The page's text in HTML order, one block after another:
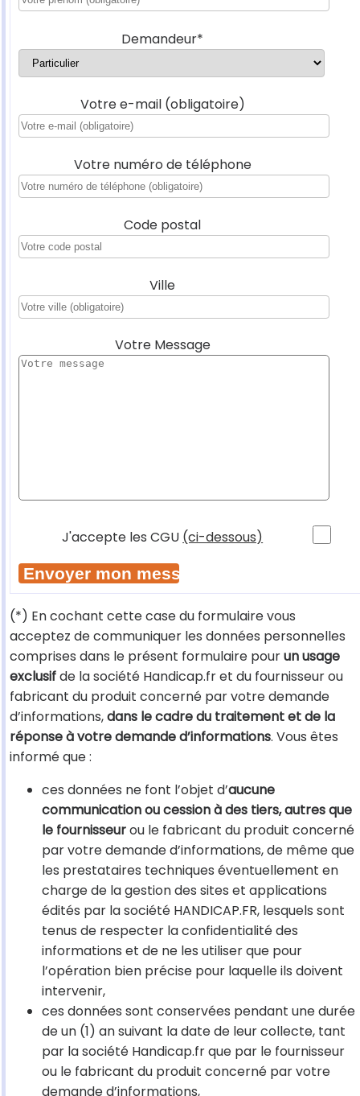
Demandeur*
Votre e-mail (obligatoire)
Votre numéro de téléphone
Code postal
Ville
Votre Message
J'accepte les CGU (ci-dessous)
(*) En cochant cette case du formulaire vous
acceptez de communiquer les données personnelles
comprises dans le présent formulaire pourun usage
exclusifde la société Handicap.fr et du fournisseur ou
fabricant du produit concerné par votre demande
d’informations,dans le cadre du traitement et de la
réponse à votre demande d’informations. Vous êtes
informé que :
ces données ne font l’objet d’aucune
communication ou cession à des tiers, autres que
le fournisseurou le fabricant du produit concerné
par votre demande d’informations, de même que
les prestataires techniques éventuellement en
charge de la gestion des sites et applications
édités par la société HANDICAP.FR, lesquels sont
tenus de respecter la confidentialité des
informations et de ne les utiliser que pour
l’opération bien précise pour laquelle ils doivent
intervenir,
ces données sont conservées pendant une durée
de un (1) an suivant la date de leur collecte, tant
par la société Handicap.fr que par le fournisseur
ou le fabricant du produit concerné par votre
demande d’informations,